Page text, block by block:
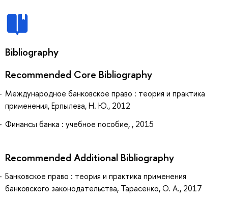
Bibliography
Recommended Core Bibliography
Международное банковское право : теория и практика
применения, Ерпылева, Н. Ю., 2012
Финансы банка : учебное пособие, , 2015
Recommended Additional Bibliography
Банковское право : теория и практика применения
банковского законодательства, Тарасенко, О. А., 2017